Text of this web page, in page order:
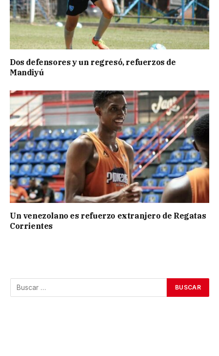
Dos defensores y un regresó, refuerzos de
Mandiyú
Un venezolano es refuerzo extranjero de Regatas
Corrientes